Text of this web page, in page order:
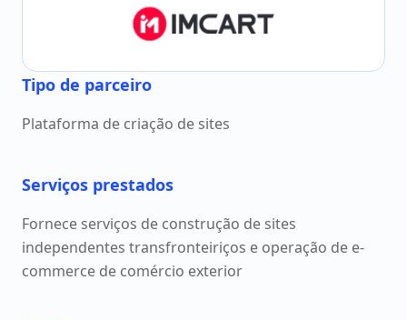
Tipo de parceiro
Plataforma de criação de sites
Serviços prestados
Fornece serviços de construção de sites
independentes transfronteiriços e operação de e-
commerce de comércio exterior